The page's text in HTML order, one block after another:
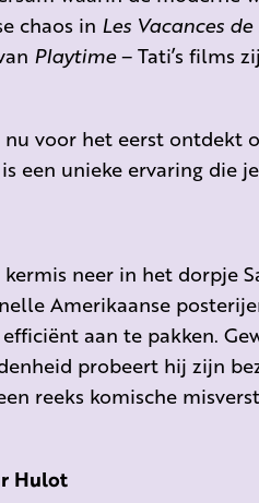
chaos in Les Vacances
Playtime– Tati’s films
voor het eerst ontdekt
een unieke ervaring die
neer in het dorpje
Amerikaanse
aan te pakken.
probeert hij zijn
reeks komische
Hulot